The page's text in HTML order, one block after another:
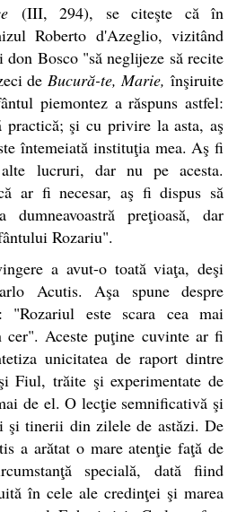
(III, 294), se citeşte că în
Roberto d'Azeglio, vizitând
Bosco "să neglijeze să recite
de Bucură-te, Marie, înşiruite
piemontez a răspuns astfel:
şi cu privire la asta, aş
întemeiată instituţia mea. Aş fi
lucruri, dar nu pe acesta.
ar fi necesar, aş fi dispus să
preţioasă, dar
Rozariu".
a avut-o toată viaţa, deşi
Acutis. Aşa spune despre
"Rozariul este scara cea mai
cer". Aceste puţine cuvinte ar fi
unicitatea de raport dintre
Fiul, trăite şi experimentate de
de el. O lecţie semnificativă şi
şi tinerii din zilele de astăzi. De
a arătat o mare atenţie faţă de
specială, dată fiind
în cele ale credinţei şi marea